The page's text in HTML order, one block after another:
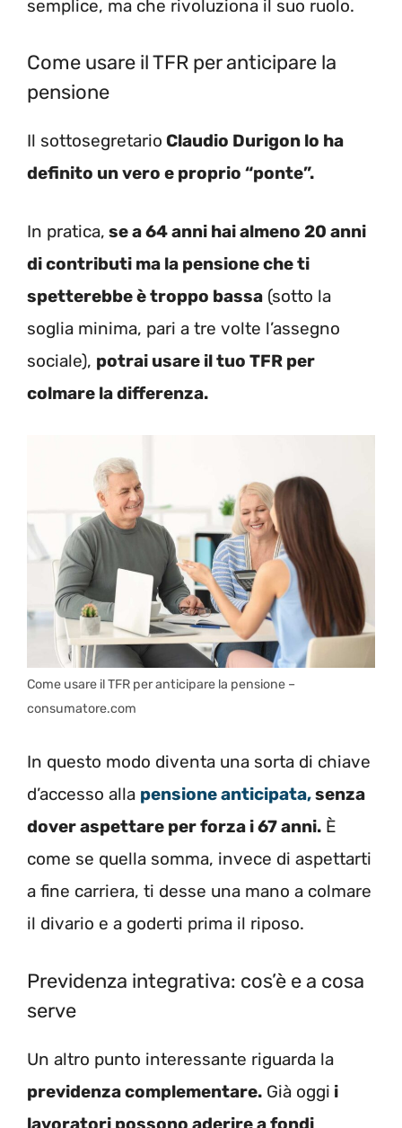
semplice, ma che rivoluziona il suo ruolo.
Come usare il TFR per anticipare la
pensione
Il sottosegretario Claudio Durigon lo ha
definito un vero e proprio “ponte”.
In pratica, se a 64 anni hai almeno 20 anni
di contributi ma la pensione che ti
spetterebbe è troppo bassa (sotto la
soglia minima, pari a tre volte l’assegno
sociale), potrai usare il tuo TFR per
colmare la differenza.
Come usare il TFR per anticipare la pensione –
consumatore.com
In questo modo diventa una sorta di chiave
d’accesso alla pensione anticipata,senza
dover aspettare per forza i 67 anni. È
come se quella somma, invece di aspettarti
a fine carriera, ti desse una mano a colmare
il divario e a goderti prima il riposo.
Previdenza integrativa: cos’è e a cosa
serve
Un altro punto interessante riguarda la
previdenza complementare. Già oggi i
lavoratori possono aderire a fondi